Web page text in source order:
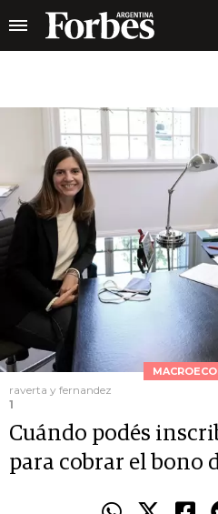
raverta y fernandez
1
Cuándo podés
para cobrar el bono